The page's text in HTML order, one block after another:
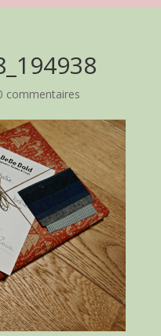
commentaires